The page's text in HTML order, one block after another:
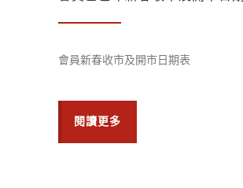
會員新春收市及開市日期表
閱讀更多